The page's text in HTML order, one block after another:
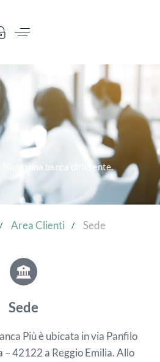
una banca differente.
Area Clienti Sede
Sede
Più è ubicata in via Panfilo
42122 a Reggio Emilia. Allo